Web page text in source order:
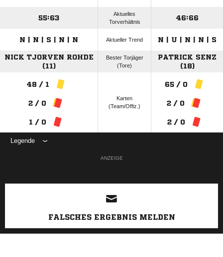
55:63
Aktuelles
Torverhältnis
46:66
N | N | S | N | N Aktueller Trend N | U | N | N | S
NICK TJORVEN ROHDE
(11)
Bester Torjäger
(Tore)
PATRICK SENZ
(18)
48 / 1
2 / 0
1 / 0
Karten
(Team/Offiz.)
65 / 0
2 / 0
2 / 0
Legende
ANZEIGE
FALSCHES ERGEBNIS MELDEN